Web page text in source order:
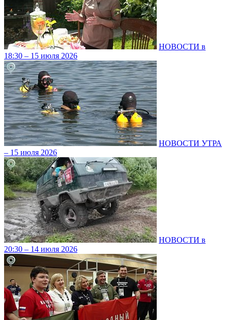
НОВОСТИ в
18:30 – 15 июля 2026
НОВОСТИ УТРА
– 15 июля 2026
НОВОСТИ в
20:30 – 14 июля 2026